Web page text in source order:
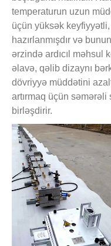
temperaturun uzun
üçün yüksək
hazırlanmışdır və
ərzində ardıcıl məhsul
əlavə, qəlib dizaynı
dövriyyə müddətini
artırmaq üçün səmərəli
birləşdirir.